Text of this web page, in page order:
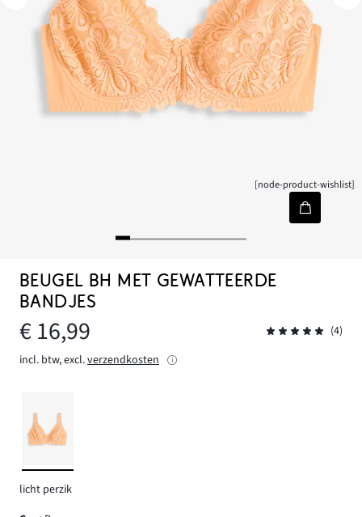
[node-product-wishlist]
BEUGEL BH MET GEWATTEERDE
BANDJES
€ 16,99
(4)
incl. btw, excl.verzendkosten
licht perzik